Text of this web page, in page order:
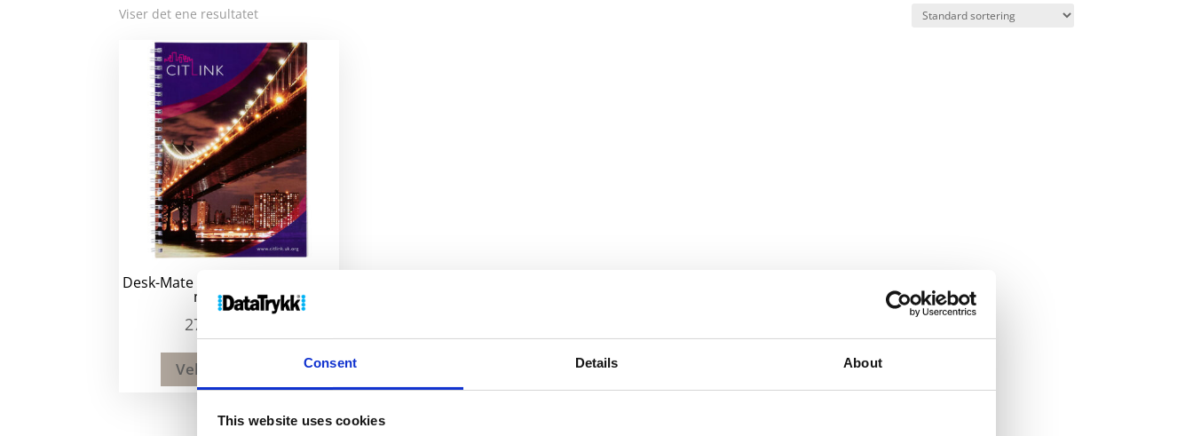
Consent Details About
This website uses cookies
Viser det ene resultatet
Desk-Mate R sirklet A5 notatbok
med spiral
27
Velg alternativ